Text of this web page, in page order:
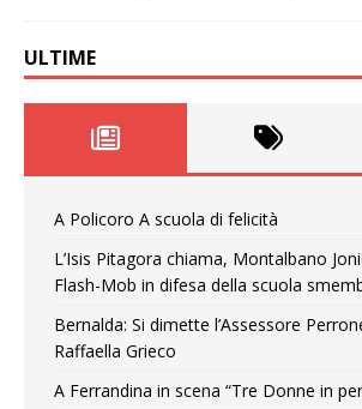
ULTIME
A Policoro A scuola di felicità
L’Isis Pitagora chiama, Montalbano
Flash-Mob in difesa della scuola
Bernalda: Si dimette l’Assessore
Raffaella Grieco
A Ferrandina in scena “Tre Donne in